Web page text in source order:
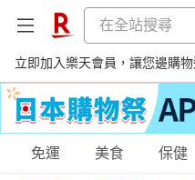
立即加入樂天會員，讓您邊購物
購物網分類
免運 美食 保健